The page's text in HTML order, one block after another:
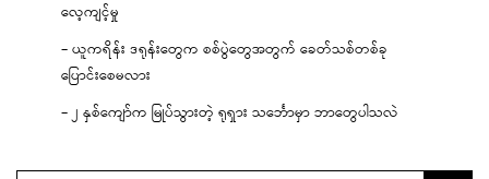
လေ့ကျင့်မှု
– ယူကရိန်း ဒရုန်းတွေက စစ်ပွဲတွေအတွက် ခေတ်သစ်တစ်ခု
ပြောင်းစေမလား
– ၂ နှစ်ကျော်က မြုပ်သွားတဲ့ ရုရှား သင်္ဘောမှာ ဘာတွေပါသလဲ